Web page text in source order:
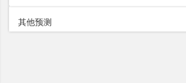
其他预测